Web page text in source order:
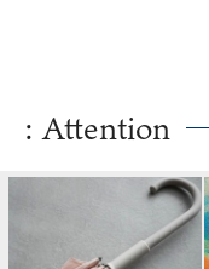
: Attention